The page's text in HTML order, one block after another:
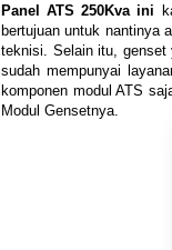
Panel ATS 250Kva ini
bertujuan untuk nantinya
teknisi. Selain itu, genset
sudah mempunyai
komponen modul ATS
Modul Gensetnya.